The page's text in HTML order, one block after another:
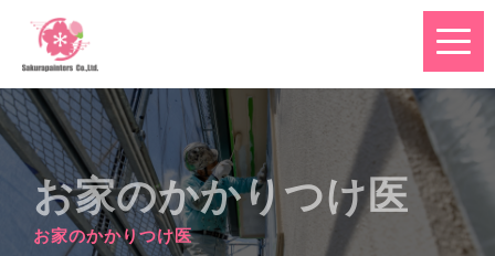
お家のかかりつけ医
お家のかかりつけ医